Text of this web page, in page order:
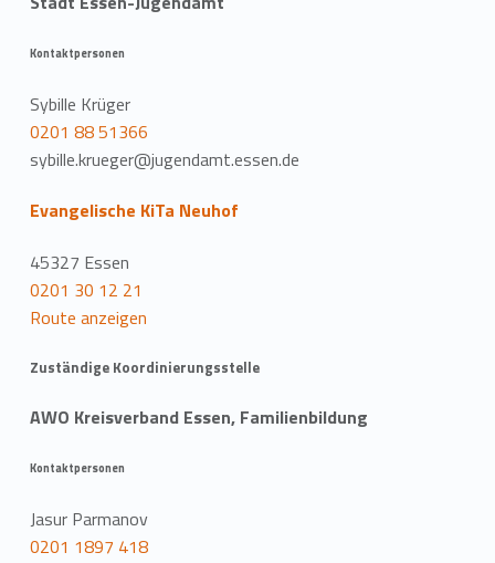
Kontaktpersonen
Sybille Krüger
0201 88 51366
sybille.krueger@jugendamt.essen.de
Evangelische KiTa Neuhof
45327 Essen
0201 30 12 21
Route anzeigen
Zuständige Koordinierungsstelle
AWO Kreisverband Essen, Familienbildung
Kontaktpersonen
Jasur Parmanov
0201 1897 418